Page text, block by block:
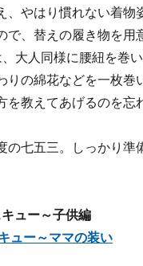
、やはり慣れない着
で、替えの履き物を用
大人同様に腰紐を巻
りの綿花などを一枚
を教えてあげるのを忘
の七五三。しっかり準
ュー～子供編
ュー～ママの装い